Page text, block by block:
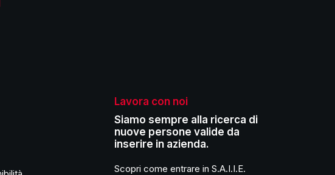
Lavora con noi
Siamo sempre alla ricerca di
nuove persone valide da
inserire in azienda.
Scopri come entrare in S.A.I.I.E.